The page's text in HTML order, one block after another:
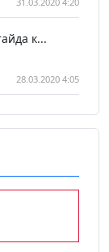
к...
28.03.2020 4:05